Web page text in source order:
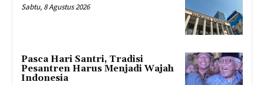
Sabtu, 8 Agustus 2026
Pasca Hari Santri, Tradisi
Pesantren Harus Menjadi Wajah
Indonesia